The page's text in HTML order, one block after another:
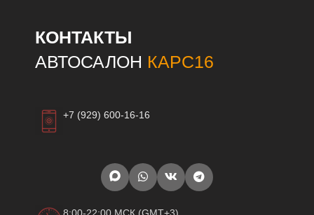
КОНТАКТЫ
АВТОСАЛОН КАРС16
+7 (929) 600-16-16